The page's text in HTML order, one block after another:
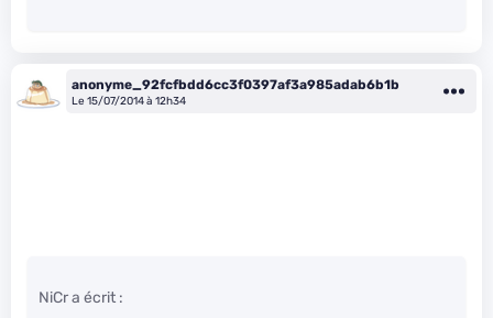
anonyme_92fcfbdd6cc3f0397af3a985adab6b1b
Le 15/07/2014 à 12h34
NiCr a écrit :